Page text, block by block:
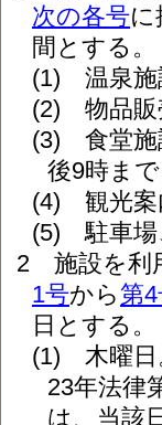
次の各号
間とする。
(1)
温泉
(2)
物品
(3)
食堂
後9時まで
(4)
観光
(5)
駐車
2
施設を利
1号から第
日とする。
(1)
木曜
23年法律
は、当該